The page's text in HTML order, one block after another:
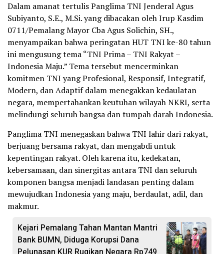
Dalam amanat tertulis Panglima TNI Jenderal Agus
Subiyanto, S.E., M.Si. yang dibacakan oleh Irup Kasdim
0711/Pemalang Mayor Cba Agus Solichin, SH.,
menyampaikan bahwa peringatan HUT TNI ke-80 tahun
ini mengusung tema “TNI Prima – TNI Rakyat –
Indonesia Maju.” Tema tersebut mencerminkan
komitmen TNI yang Profesional, Responsif, Integratif,
Modern, dan Adaptif dalam menegakkan kedaulatan
negara, mempertahankan keutuhan wilayah NKRI, serta
melindungi seluruh bangsa dan tumpah darah Indonesia.
Panglima TNI menegaskan bahwa TNI lahir dari rakyat,
berjuang bersama rakyat, dan mengabdi untuk
kepentingan rakyat. Oleh karena itu, kedekatan,
kebersamaan, dan sinergitas antara TNI dan seluruh
komponen bangsa menjadi landasan penting dalam
mewujudkan Indonesia yang maju, berdaulat, adil, dan
makmur.
Kejari Pemalang Tahan Mantan Mantri
Bank BUMN, Diduga Korupsi Dana